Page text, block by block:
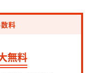
料
無料